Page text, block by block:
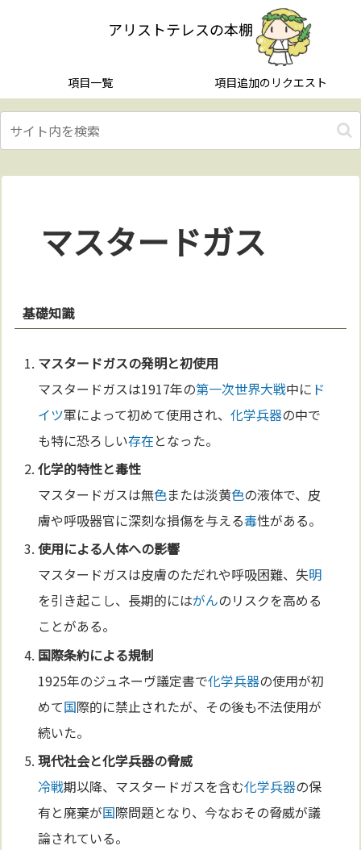
アリストテレスの本棚
項目一覧 項目追加のリクエスト
マスタードガス
基礎知識
マスタードガスの発明と初使用
マスタードガスは1917年の第一次世界大戦中に ド
イツ軍によって初めて使用され、化学兵器の中で
も特に恐ろしい存在となった。
化学的特性と毒性
マスタードガスは無色または淡黄色の液体で、皮
膚や呼吸器官に深刻な損傷を与える毒性がある。
使用による人体への影響
マスタードガスは皮膚のただれや呼吸困難、失明
を引き起こし、長期的にはがんのリスクを高める
ことがある。
国際条約による規制
1925年のジュネーヴ議定書で化学兵器の使用が初
めて国際的に禁止されたが、その後も不法使用が
続いた。
現代社会と化学兵器の脅威
冷戦期以降、マスタードガスを含む化学兵器の保
有と廃棄が国際問題となり、今なおその脅威が議
論されている。